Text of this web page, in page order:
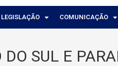
LEGISLAÇÃO COMUNICAÇÃO
DO SUL E